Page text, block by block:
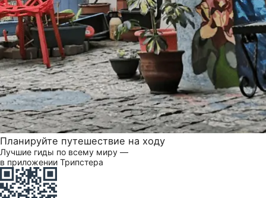
Планируйте путешествие на ходу
Лучшие гиды по всему миру —
в приложении Трипстера